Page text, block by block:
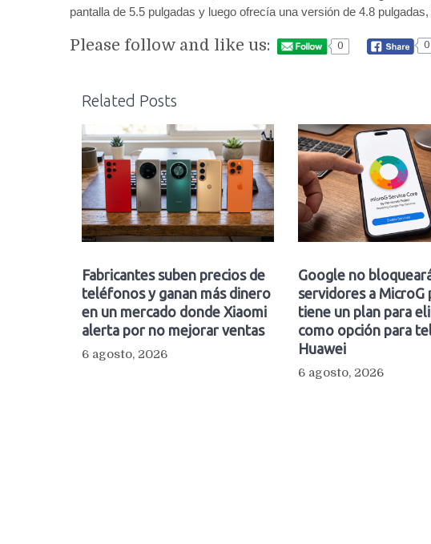
pantalla de 5.5 pulgadas y luego ofrecía una versión de 4.8
Please follow and like us: 0 0
Related Posts
Fabricantes suben precios de
teléfonos y ganan más dinero
en un mercado donde Xiaomi
alerta por no mejorar ventas
6 agosto, 2026
Google no
servidores a MicroG
tiene un plan para
como opción para
Huawei
6 agosto, 2026